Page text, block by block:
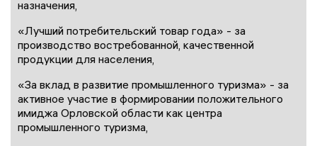
назначения,
«Лучший потребительский товар года» - за
производство востребованной, качественной
продукции для населения,
«За вклад в развитие промышленного туризма» - за
активное участие в формировании положительного
имиджа Орловской области как центра
промышленного туризма,